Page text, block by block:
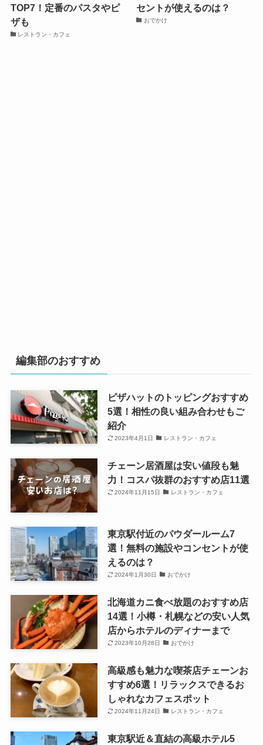
TOP7！定番のパスタやピ
ザも
レストラン・カフェ
セントが使えるのは？
おでかけ
編集部のおすすめ
ピザハットのトッピングおすすめ
5選！相性の良い組み合わせもご
紹介
2023年4月1日 レストラン・カフェ
チェーン居酒屋は安い値段も魅
力！コスパ抜群のおすすめ店11選
2024年11月15日 レストラン・カフェ
東京駅付近のパウダールーム7
選！無料の施設やコンセントが使
えるのは？
2024年1月30日 おでかけ
北海道カニ食べ放題のおすすめ店
14選！小樽・札幌などの安い人気
店からホテルのディナーまで
2023年10月28日 おでかけ
高級感も魅力な喫茶店チェーンお
すすめ6選！リラックスできるお
しゃれなカフェスポット
2024年11月24日 レストラン・カフェ
東京駅近＆直結の高級ホテル5